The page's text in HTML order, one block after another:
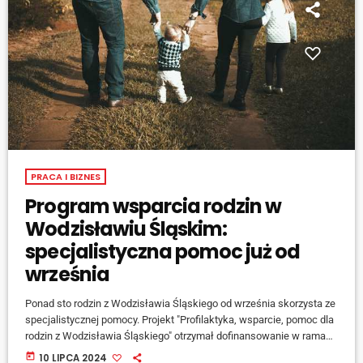
PRACA I BIZNES
Program wsparcia rodzin w
Wodzisławiu Śląskim:
specjalistyczna pomoc już od
września
Ponad sto rodzin z Wodzisławia Śląskiego od września skorzysta ze
specjalistycznej pomocy. Projekt "Profilaktyka, wsparcie, pomoc dla
rodzin z Wodzisławia Śląskiego" otrzymał dofinansowanie w ramach
Programu Fundusze Europejskie dla Śląskiego 2021-2027. Więcej o
today 10 LIPCA 2024